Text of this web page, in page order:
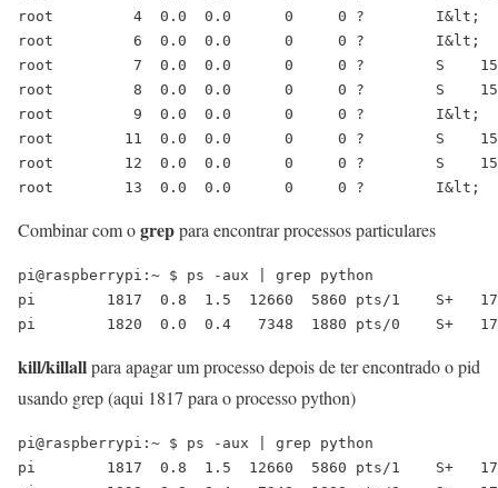
root         4  0.0  0.0      0     0 ?        I&lt;
root         6  0.0  0.0      0     0 ?        I&lt;
root         7  0.0  0.0      0     0 ?        S
root         8  0.0  0.0      0     0 ?        S
root         9  0.0  0.0      0     0 ?        I&lt;
root        11  0.0  0.0      0     0 ?        S
root        12  0.0  0.0      0     0 ?        S
Combinar com ogreppara encontrar processos particulares
pi@raspberrypi:~ $ ps -aux | grep python
pi        1817  0.8  1.5  12660  5860 pts/1    S+
pi        1820  0.0  0.4   7348  1880 pts/0    S+
kill/killallpara apagar um processo depois de ter encontrado o pid
usando grep (aqui 1817 para o processo python)
pi@raspberrypi:~ $ ps -aux | grep python
pi        1817  0.8  1.5  12660  5860 pts/1    S+